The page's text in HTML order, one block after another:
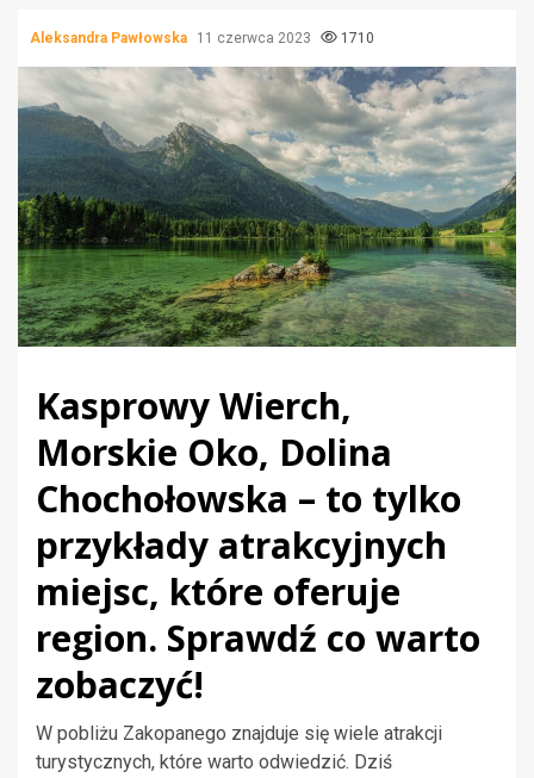
Aleksandra Pawłowska 11 czerwca 2023 1710
Kasprowy Wierch,
Morskie Oko, Dolina
Chochołowska – to tylko
przykłady atrakcyjnych
miejsc, które oferuje
region. Sprawdź co warto
zobaczyć!
W pobliżu Zakopanego znajduje się wiele atrakcji
turystycznych, które warto odwiedzić. Dziś